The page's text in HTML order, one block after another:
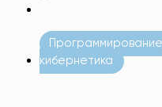
кибернетика